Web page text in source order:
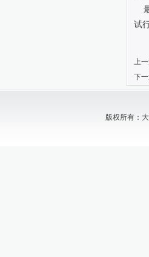
最
试行
上一
下一
版权所有：